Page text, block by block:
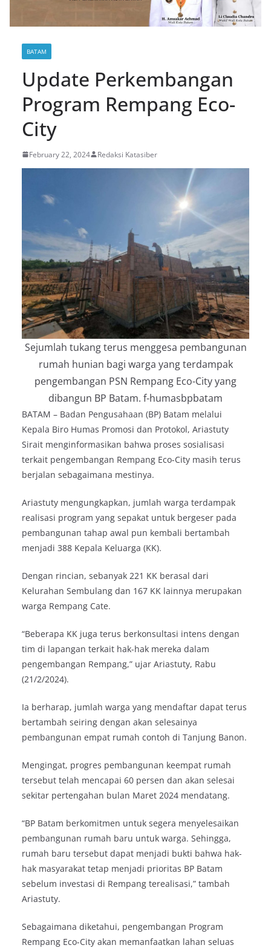
BATAM
Update Perkembangan
Program Rempang Eco-
City
February 22, 2024 Redaksi Katasiber
Sejumlah tukang terus menggesa pembangunan
rumah hunian bagi warga yang terdampak
pengembangan PSN Rempang Eco-City yang
dibangun BP Batam. f-humasbpbatam
BATAM – Badan Pengusahaan (BP) Batam melalui
Kepala Biro Humas Promosi dan Protokol, Ariastuty
Sirait menginformasikan bahwa proses sosialisasi
terkait pengembangan Rempang Eco-City masih terus
berjalan sebagaimana mestinya.
Ariastuty mengungkapkan, jumlah warga terdampak
realisasi program yang sepakat untuk bergeser pada
pembangunan tahap awal pun kembali bertambah
menjadi 388 Kepala Keluarga (KK).
Dengan rincian, sebanyak 221 KK berasal dari
Kelurahan Sembulang dan 167 KK lainnya merupakan
warga Rempang Cate.
“Beberapa KK juga terus berkonsultasi intens dengan
tim di lapangan terkait hak-hak mereka dalam
pengembangan Rempang,” ujar Ariastuty, Rabu
(21/2/2024).
Ia berharap, jumlah warga yang mendaftar dapat terus
bertambah seiring dengan akan selesainya
pembangunan empat rumah contoh di Tanjung Banon.
Mengingat, progres pembangunan keempat rumah
tersebut telah mencapai 60 persen dan akan selesai
sekitar pertengahan bulan Maret 2024 mendatang.
“BP Batam berkomitmen untuk segera menyelesaikan
pembangunan rumah baru untuk warga. Sehingga,
rumah baru tersebut dapat menjadi bukti bahwa hak-
hak masyarakat tetap menjadi prioritas BP Batam
sebelum investasi di Rempang terealisasi,” tambah
Ariastuty.
Sebagaimana diketahui, pengembangan Program
Rempang Eco-City akan memanfaatkan lahan seluas